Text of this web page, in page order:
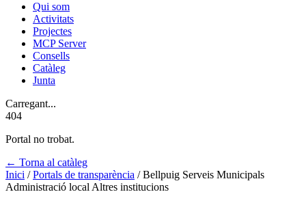
Qui som
Activitats
Projectes
MCP Server
Consells
Catàleg
Junta
Carregant...
404
Portal no trobat.
← Torna al catàleg
Inici / Portals de transparència / Bellpuig Serveis Municipals
Administració local Altres institucions